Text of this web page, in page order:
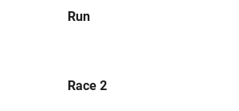
Run
Race 2